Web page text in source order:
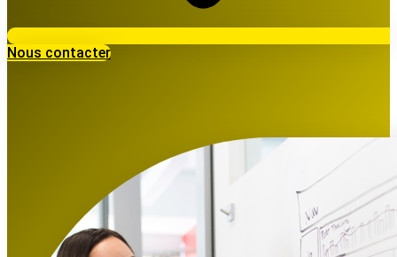
Nous contacter